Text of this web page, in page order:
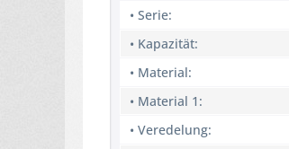
• Serie:
• Kapazität:
• Material:
• Material 1:
• Veredelung: